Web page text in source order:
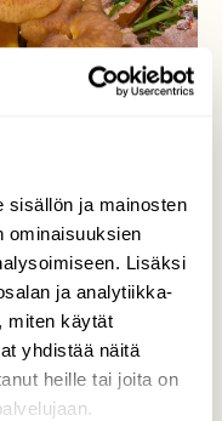
sisällön ja mainosten
ominaisuuksien
Lisäksi
ja analytiikka-
miten käytät
yhdistää näitä
heille tai joita on
alkavat